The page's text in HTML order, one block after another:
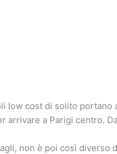
cost di solito portano
arrivare a Parigi centro.
non è poi così diverso